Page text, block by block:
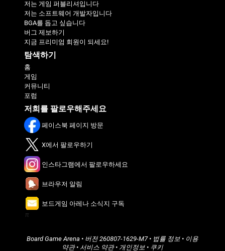
저는 게임 퍼블리셔입니다
저는 소프트웨어 개발자입니다
BGA를 돕고 싶습니다
버그 제보하기
지금 프리미엄 회원이 되세요!
탐색하기
홈
게임
커뮤니티
포럼
저희를 팔로우해주세요
페이스북 페이지 방문
X에서 팔로우하기
인스타그램에서 팔로우하세요
브라우저 알림
보드게임 아레나 소식지 구독
Board Game Arena • 버전 260807-1629-M7• 법률 정보• 이용
약관• 서비스 약관• 개인정보• 쿠키
π